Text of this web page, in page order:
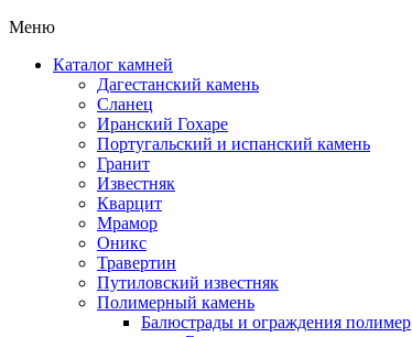
Меню
Каталог камней
Дагестанский камень
Сланец
Иранский Гохаре
Португальский и испанский камень
Гранит
Известняк
Кварцит
Мрамор
Оникс
Травертин
Путиловский известняк
Полимерный камень
Балюстрады и ограждения полимер